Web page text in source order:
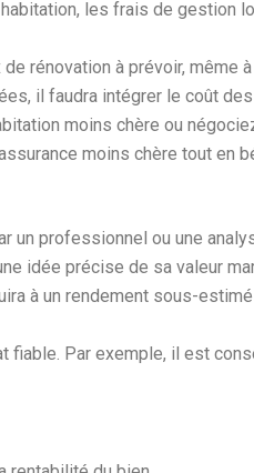
les frais de gestion
rénovation à prévoir, même
il faudra intégrer le coût
moins chère ou
moins chère tout en
professionnel ou une
idée précise de sa valeur
à un rendement sous-
Par exemple, il est